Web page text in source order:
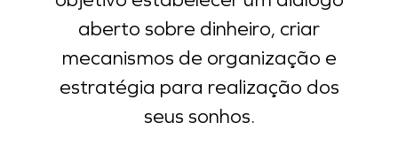
aberto sobre dinheiro, criar
mecanismos de organização e
estratégia para realização dos
seus sonhos.